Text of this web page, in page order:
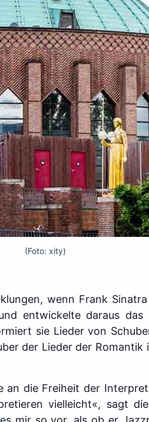
(Foto: xity)
wenn Frank
entwickelte daraus das
sie Lieder von
der Lieder der Romantik
an die Freiheit der
vielleicht«, sagt